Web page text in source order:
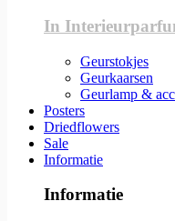
In
Geurstokjes
Geurkaarsen
Geurlamp &
Posters
Driedflowers
Sale
Informatie
Informatie